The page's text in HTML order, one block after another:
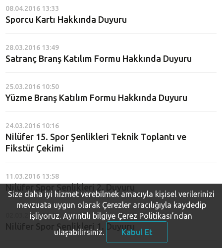
08.04.2016 13:33
Sporcu Kartı Hakkında Duyuru
28.03.2016 13:49
Satranç Branş Katılım Formu Hakkında Duyuru
25.03.2016 10:50
Yüzme Branş Katılım Formu Hakkında Duyuru
24.03.2016 10:16
Nilüfer 15. Spor Şenlikleri Teknik Toplantı ve
Fikstür Çekimi
11.03.2016 13:58
02.03.2016 15:42
Nilüfer Spor Şenlikleri 1. Duyuru
Size daha iyi hizmet verebilmek amacıyla kişisel verilerinizi
mevzuata uygun olarak Çerezler aracılığıyla kaydedip
işliyoruz. Ayrıntılı bilgiye Çerez Politikası’ndan
ulaşabilirsiniz.
Kabul Et